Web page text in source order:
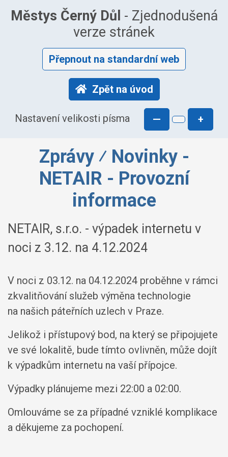
Městys Černý Důl - Zjednodušená
verze stránek
Přepnout na standardní web
Zpět na úvod
Nastavení velikosti písma — +
Zprávy ⁄ Novinky -
NETAIR - Provozní
informace
NETAIR, s.r.o. - výpadek internetu v
noci z 3.12. na 4.12.2024
V noci z 03.12. na 04.12.2024 proběhne v rámci
zkvalitňování služeb výměna technologie
na našich páteřních uzlech v Praze.
Jelikož i přístupový bod, na který se připojujete
ve své lokalitě, bude tímto ovlivněn, může dojít
k výpadkům internetu na vaší přípojce.
Výpadky plánujeme mezi 22:00 a 02:00.
Omlouváme se za případné vzniklé komplikace
a děkujeme za pochopení.